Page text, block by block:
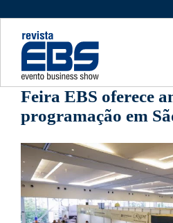
Feira EBS oferece
programação em